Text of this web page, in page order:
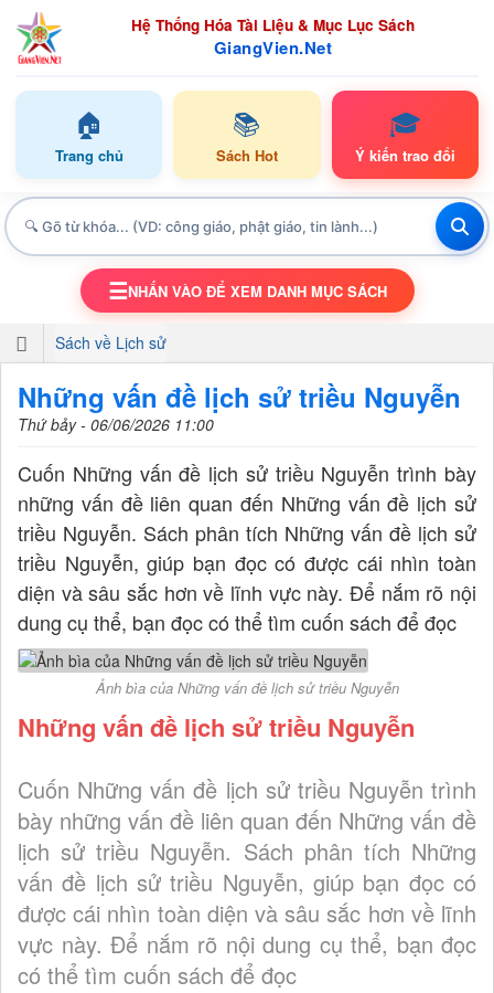
Hệ Thống Hóa Tài Liệu & Mục Lục Sách
GiangVien.Net
🏠
Trang chủ
📚
Sách Hot
🎓
Ý kiến trao đổi
TOGGLE NAVIGATION
☰NHẤN VÀO ĐỂ XEM DANH MỤC SÁCH
Sách về Lịch sử
Những vấn đề lịch sử triều Nguyễn
Thứ bảy - 06/06/2026 11:00
Cuốn Những vấn đề lịch sử triều Nguyễn trình bày
những vấn đề liên quan đến Những vấn đề lịch sử
triều Nguyễn. Sách phân tích Những vấn đề lịch sử
triều Nguyễn, giúp bạn đọc có được cái nhìn toàn
diện và sâu sắc hơn về lĩnh vực này. Để nắm rõ nội
dung cụ thể, bạn đọc có thể tìm cuốn sách để đọc
Ảnh bìa của Những vấn đề lịch sử triều Nguyễn
Những vấn đề lịch sử triều Nguyễn
Cuốn Những vấn đề lịch sử triều Nguyễn trình
bày những vấn đề liên quan đến Những vấn đề
lịch sử triều Nguyễn. Sách phân tích Những
vấn đề lịch sử triều Nguyễn, giúp bạn đọc có
được cái nhìn toàn diện và sâu sắc hơn về lĩnh
vực này. Để nắm rõ nội dung cụ thể, bạn đọc
có thể tìm cuốn sách để đọc